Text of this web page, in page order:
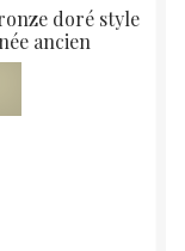
doré style
ancien